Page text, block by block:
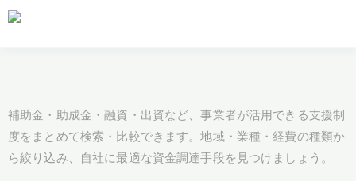
補助金・助成金・融資・出資など、事業者が活用できる支援制
度をまとめて検索・比較できます。地域・業種・経費の種類か
ら絞り込み、自社に最適な資金調達手段を見つけましょう。